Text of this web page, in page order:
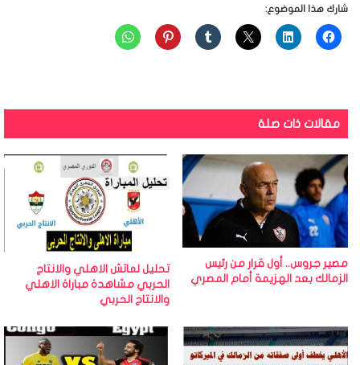
شارك هذا الموضوع:
مقالات ذات صلة
مصير جروس.. أول قرار من رئيس
الزمالك بعد الهزيمة أمام المصري
تحليل لماتش الاهلي والانتاج
الحربي مشاهدة مباراة الاهلي
والانتاج الحربي